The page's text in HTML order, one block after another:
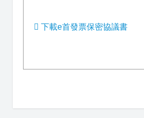
下載e首發票保密協議書